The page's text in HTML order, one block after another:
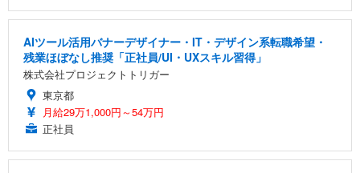
AIツール活用バナーデザイナー・IT・デザイン系転職希望・
残業ほぼなし推奨「正社員/UI・UXスキル習得」
株式会社プロジェクトトリガー
東京都
月給29万1,000円～54万円
正社員